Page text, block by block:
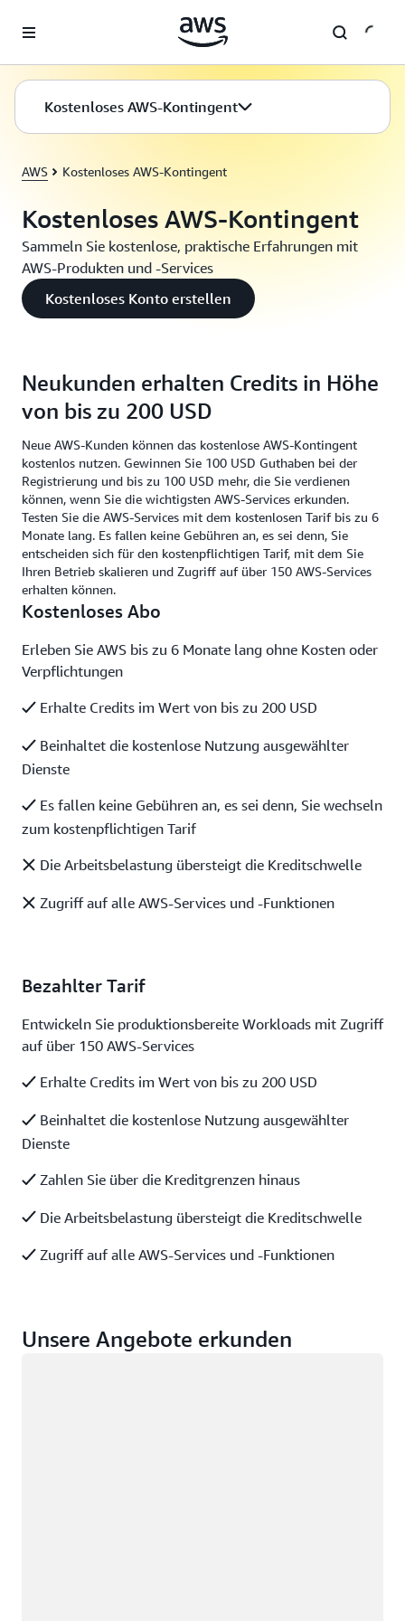
Überspringen zum Hauptinhalt
Kostenloses AWS-Kontingent
AWS Kostenloses AWS-Kontingent
Kostenloses AWS-Kontingent
Sammeln Sie kostenlose, praktische Erfahrungen mit
AWS-Produkten und -Services
Kostenloses Konto erstellen
Neukunden erhalten Credits in Höhe
von bis zu 200 USD
Neue AWS-Kunden können das kostenlose AWS-Kontingent
kostenlos nutzen. Gewinnen Sie 100 USD Guthaben bei der
Registrierung und bis zu 100 USD mehr, die Sie verdienen
können, wenn Sie die wichtigsten AWS-Services erkunden.
Testen Sie die AWS-Services mit dem kostenlosen Tarif bis zu 6
Monate lang. Es fallen keine Gebühren an, es sei denn, Sie
entscheiden sich für den kostenpflichtigen Tarif, mit dem Sie
Ihren Betrieb skalieren und Zugriff auf über 150 AWS-Services
erhalten können.
Kostenloses Abo
Erleben Sie AWS bis zu 6 Monate lang ohne Kosten oder
Verpflichtungen
Erhalte Credits im Wert von bis zu 200 USD
Beinhaltet die kostenlose Nutzung ausgewählter
Dienste
Es fallen keine Gebühren an, es sei denn, Sie wechseln
zum kostenpflichtigen Tarif
Die Arbeitsbelastung übersteigt die Kreditschwelle
Zugriff auf alle AWS-Services und -Funktionen
Bezahlter Tarif
Entwickeln Sie produktionsbereite Workloads mit Zugriff
auf über 150 AWS-Services
Erhalte Credits im Wert von bis zu 200 USD
Beinhaltet die kostenlose Nutzung ausgewählter
Dienste
Zahlen Sie über die Kreditgrenzen hinaus
Die Arbeitsbelastung übersteigt die Kreditschwelle
Zugriff auf alle AWS-Services und -Funktionen
Unsere Angebote erkunden